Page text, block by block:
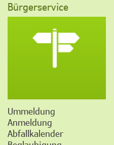
Bürgerservice
Ummeldung
Anmeldung
Abfallkalender